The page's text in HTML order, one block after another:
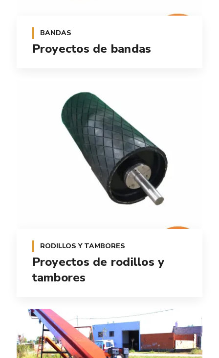
BANDAS
Proyectos de bandas
RODILLOS Y TAMBORES
Proyectos de rodillos y
tambores